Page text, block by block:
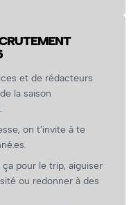
et de rédacteurs
la saison
on t’invite à te
ça pour le trip, aiguiser
ou redonner à des